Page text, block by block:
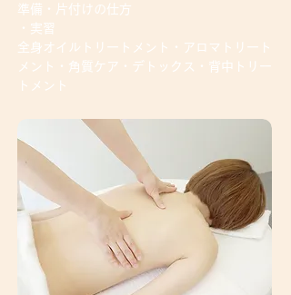
準備・片付けの仕方
・実習
​全身オイルトリートメント・アロマトリート
メント・角質ケア・デトックス・背中トリー
トメント